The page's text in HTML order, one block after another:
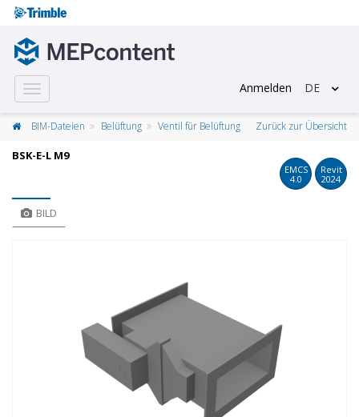
Toggle
navigation
Anmelden DE
BIM-Dateien Belüftung Ventil für Belüftung Zurück zur Übersicht
BSK-E-L M9
EMCS
4.0
Revit
2024
BILD